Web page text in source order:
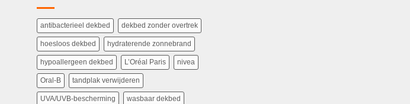
antibacterieel dekbed dekbed zonder overtrek
hoesloos dekbed hydraterende zonnebrand
hypoallergeen dekbed L’Oréal Paris nivea
Oral-B tandplak verwijderen
UVA/UVB-bescherming wasbaar dekbed